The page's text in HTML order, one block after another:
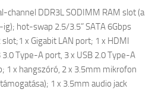
channel DDR3L SODIMM RAM slot (a
hot-swap 2.5/3.5” SATA 6Gbps
slot;1 x Gigabit LAN port; 1 x HDMI
3.0 Type-A port, 3 x USB 2.0 Type-A
1 x hangszóró, 2 x 3.5mm mikrofon
1 x 3.5mm audio jack